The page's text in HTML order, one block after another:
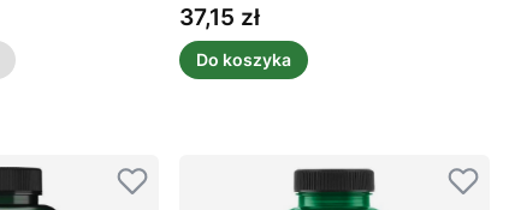
Cena
37,15 zł
Do koszyka